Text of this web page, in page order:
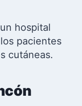
hospital
pacientes
cutáneas.